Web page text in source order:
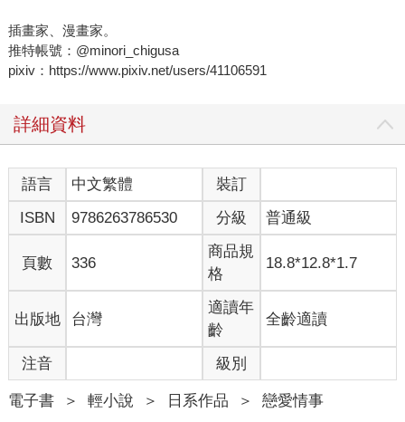
插畫家、漫畫家。
推特帳號：@minori_chigusa
pixiv：https://www.pixiv.net/users/41106591
詳細資料
語言 中文繁體
裝訂
ISBN
9786263786530 分級 普通級
頁數 336
商品規
格
18.8*12.8*1.7
出版地 台灣
適讀年
齡
全齡適讀
注音 級別
電子書 ＞ 輕小說 ＞ 日系作品 ＞ 戀愛情事